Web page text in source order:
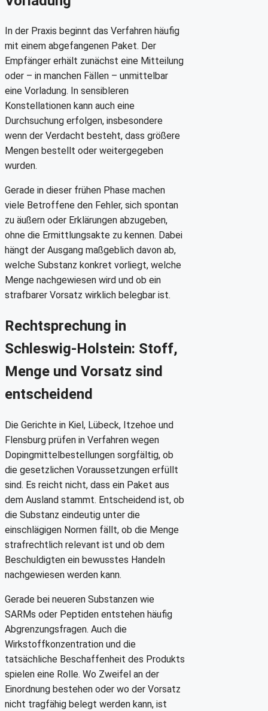
In der Praxis beginnt das Verfahren häufig
mit einem abgefangenen Paket. Der
Empfänger erhält zunächst eine Mitteilung
oder – in manchen Fällen – unmittelbar
eine Vorladung. In sensibleren
Konstellationen kann auch eine
Durchsuchung erfolgen, insbesondere
wenn der Verdacht besteht, dass größere
Mengen bestellt oder weitergegeben
wurden.
Gerade in dieser frühen Phase machen
viele Betroffene den Fehler, sich spontan
zu äußern oder Erklärungen abzugeben,
ohne die Ermittlungsakte zu kennen. Dabei
hängt der Ausgang maßgeblich davon ab,
welche Substanz konkret vorliegt, welche
Menge nachgewiesen wird und ob ein
strafbarer Vorsatz wirklich belegbar ist.
Rechtsprechung in
Schleswig-Holstein: Stoff,
Menge und Vorsatz sind
entscheidend
Die Gerichte in Kiel, Lübeck, Itzehoe und
Flensburg prüfen in Verfahren wegen
Dopingmittelbestellungen sorgfältig, ob
die gesetzlichen Voraussetzungen erfüllt
sind. Es reicht nicht, dass ein Paket aus
dem Ausland stammt. Entscheidend ist, ob
die Substanz eindeutig unter die
einschlägigen Normen fällt, ob die Menge
strafrechtlich relevant ist und ob dem
Beschuldigten ein bewusstes Handeln
nachgewiesen werden kann.
Gerade bei neueren Substanzen wie
SARMs oder Peptiden entstehen häufig
Abgrenzungsfragen. Auch die
Wirkstoffkonzentration und die
tatsächliche Beschaffenheit des Produkts
spielen eine Rolle. Wo Zweifel an der
Einordnung bestehen oder wo der Vorsatz
nicht tragfähig belegt werden kann, ist